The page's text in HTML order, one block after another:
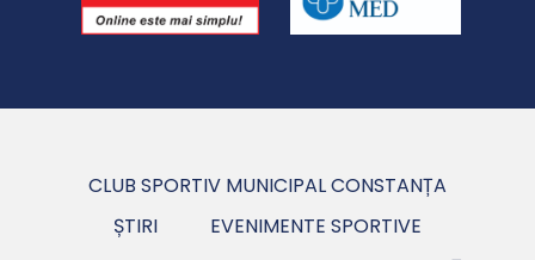
CLUB SPORTIV MUNICIPAL CONSTANȚA
ȘTIRI
EVENIMENTE SPORTIVE